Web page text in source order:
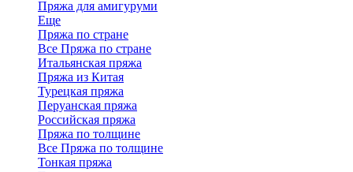
Пряжа для амигуруми
Еще
Пряжа по стране
Все Пряжа по стране
Итальянская пряжа
Пряжа из Китая
Турецкая пряжа
Перуанская пряжа
Российская пряжа
Пряжа по толщине
Все Пряжа по толщине
Тонкая пряжа